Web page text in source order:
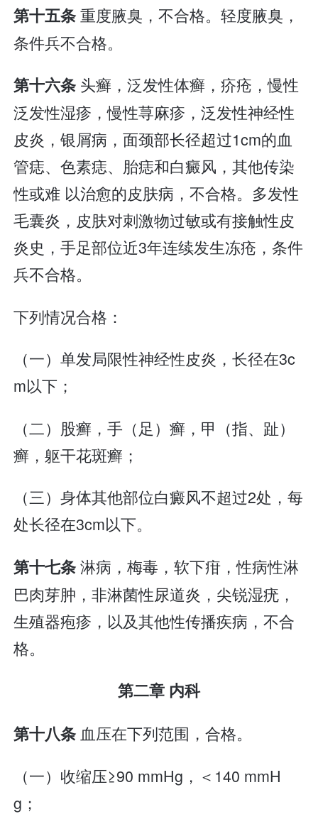
第十五条重度腋臭，不合格。轻度腋臭，
条件兵不合格。
第十六条 头癣，泛发性体癣，疥疮，慢性
泛发性湿疹，慢性荨麻疹，泛发性神经性
皮炎，银屑病，面颈部长径超过1cm的血
管痣、色素痣、胎痣和白癜风，其他传染
性或难 以治愈的皮肤病，不合格。多发性
毛囊炎，皮肤对刺激物过敏或有接触性皮
炎史，手足部位近3年连续发生冻疮，条件
兵不合格。
下列情况合格：
（一）单发局限性神经性皮炎，长径在3c
m以下；
（二）股癣，手（足）癣，甲（指、趾）
癣，躯干花斑癣；
（三）身体其他部位白癜风不超过2处，每
处长径在3cm以下。
第十七条淋病，梅毒，软下疳，性病性淋
巴肉芽肿，非淋菌性尿道炎，尖锐湿疣，
生殖器疱疹，以及其他性传播疾病，不合
格。
第二章 内科
第十八条 血压在下列范围，合格。
（一）收缩压≥90 mmHg，＜140 mmH
g；